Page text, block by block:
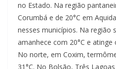
no Estado. Na região
Corumbá e de 20°C em
nesses municípios. Na região
amanhece com 20°C e atinge
No norte, em Coxim,
31°C. No Bolsão, Três